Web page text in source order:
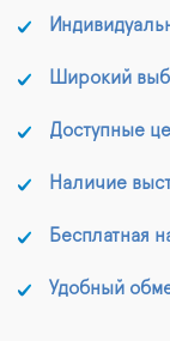
Широкий
Доступные
Наличие
Бесплатная
Удобный